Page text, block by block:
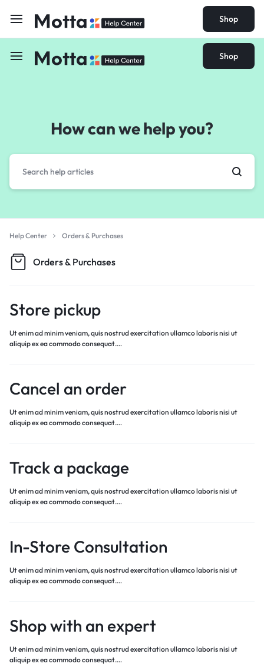
Shop
Shop
How can we help you?
Help Center Orders & Purchases
Orders & Purchases
Store pickup
Ut enim ad minim veniam, quis nostrud exercitation ullamco laboris nisi ut
aliquip ex ea commodo consequat.…
Cancel an order
Ut enim ad minim veniam, quis nostrud exercitation ullamco laboris nisi ut
aliquip ex ea commodo consequat.…
Track a package
Ut enim ad minim veniam, quis nostrud exercitation ullamco laboris nisi ut
aliquip ex ea commodo consequat.…
In-Store Consultation
Ut enim ad minim veniam, quis nostrud exercitation ullamco laboris nisi ut
aliquip ex ea commodo consequat.…
Shop with an expert
Ut enim ad minim veniam, quis nostrud exercitation ullamco laboris nisi ut
aliquip ex ea commodo consequat.…